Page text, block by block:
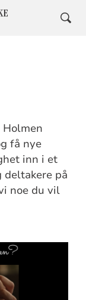
få nye
inn i et
på
noe du vil